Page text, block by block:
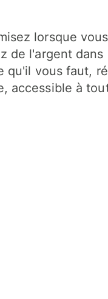
lorsque
de l'argent
qu'il vous faut,
accessible à